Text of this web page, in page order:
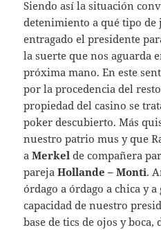
Siendo así la situación
detenimiento a qué tipo de
entragado el presidente
la suerte que nos aguarda
próxima mano. En este
por la procedencia del
propiedad del casino se
poker descubierto. Más
nuestro patrio mus y que
aMerkel de compañera
parejaHollande – Monti.
órdago a órdago a chica y a
capacidad de nuestro
base de tics de ojos y